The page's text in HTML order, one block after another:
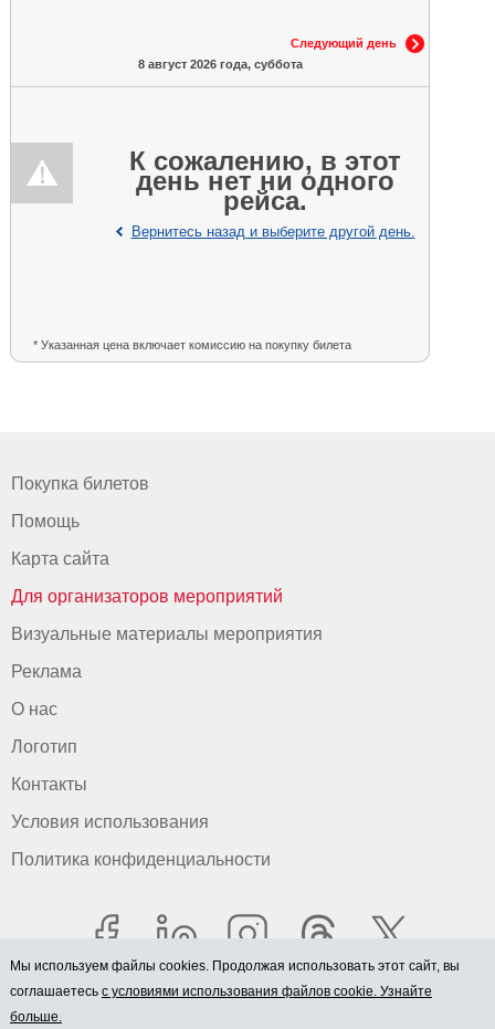
Следующий день
8 август 2026 года, суббота
К сожалению, в этот
день нет ни одного
рейса.
Вернитесь назад и выберите другой день.
* Указанная цена включает комиссию на покупку билета
Покупка билетов
Помощь
Карта сайта
Для организаторов мероприятий
Визуальные материалы мероприятия
Реклама
О нас
Логотип
Контакты
Условия использования
Политика конфиденциальности
Мы используем файлы cookies. Продолжая использовать этот сайт, вы
соглашаетесь с условиями использования файлов cookie. Узнайте
больше.